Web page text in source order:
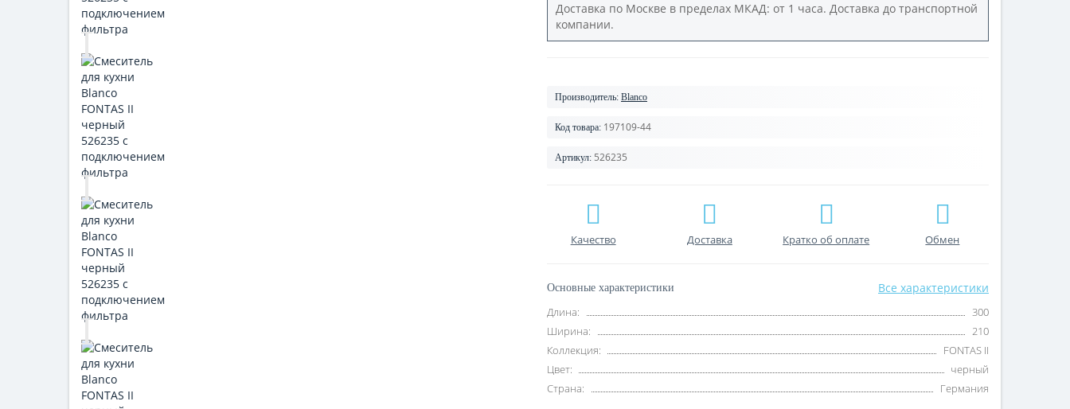
Доставка по Москве в пределах МКАД: от 1 часа. Доставка до транспортной
компании.
Производитель: Blanco
Код товара: 197109-44
Артикул: 526235
Качество Доставка Кратко об оплате Обмен
Основные характеристики Все характеристики
Длина:
300
Ширина:
210
Коллекция:
FONTAS II
Цвет:
черный
Страна:
Германия